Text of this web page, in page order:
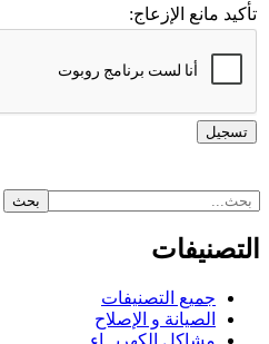
تأكيد مانع الإزعاج:
التصنيفات
جميع التصنيفات
الصيانة و الإصلاح